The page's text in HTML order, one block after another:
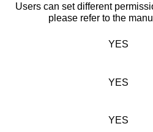
Users can set different
please refer to the
YES
YES
YES